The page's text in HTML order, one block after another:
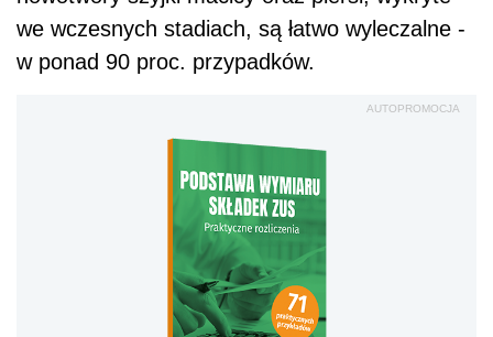
we wczesnych stadiach, są łatwo wyleczalne -
w ponad 90 proc. przypadków.
AUTOPROMOCJA